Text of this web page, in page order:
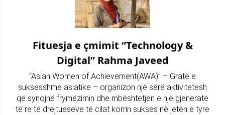
Fituesja e çmimit “Technology &
Digital” Rahma Javeed
“Asian Women of Achievement(AWA)” – Gratë e
suksesshme asiatike – organizon një sërë aktivitetesh
që synojnë frymëzimin dhe mbështetjen e një gjenerate
të re të drejtueseve të cilat korrin sukses në jetën e tyre